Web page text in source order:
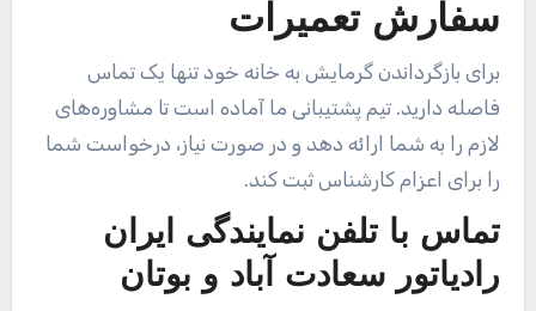
سفارش تعمیرات
برای بازگرداندن گرمایش به خانه خود تنها یک تماس
فاصله دارید. تیم پشتیبانی ما آماده است تا مشاوره‌های
لازم را به شما ارائه دهد و در صورت نیاز، درخواست شما
را برای اعزام کارشناس ثبت کند.
تماس با تلفن نمایندگی ایران
رادیاتور سعادت آباد و بوتان